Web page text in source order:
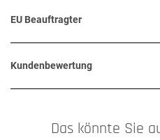
EU Beauftragter
Kundenbewertung
Das könnte Sie